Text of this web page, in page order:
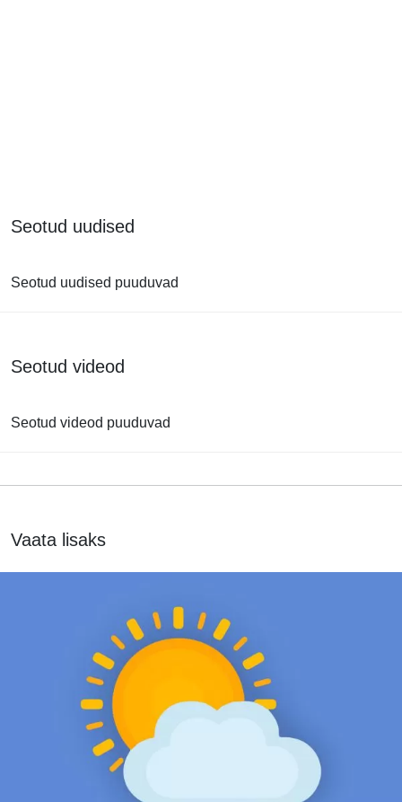
Seotud uudised
Seotud uudised puuduvad
Seotud videod
Seotud videod puuduvad
Vaata lisaks